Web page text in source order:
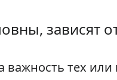
зависят
важность тех